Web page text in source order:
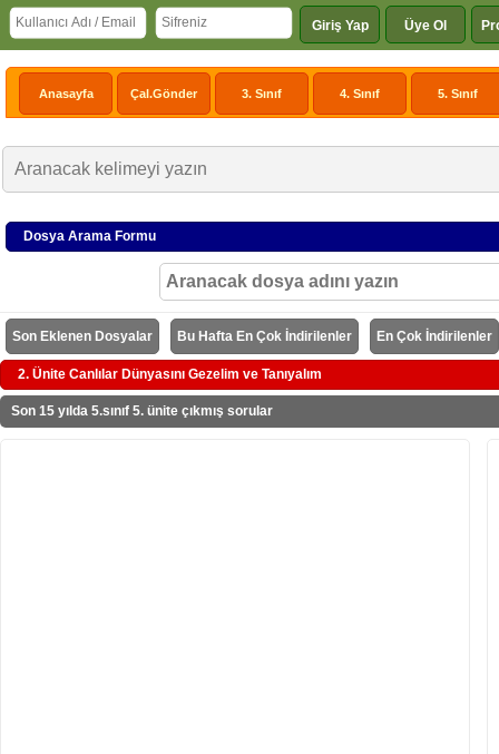
Giriş Yap Üye Ol
Anasayfa Çal.Gönder 3. Sınıf 4. Sınıf 5. Sınıf
Dosya Arama Formu
Son Eklenen Dosyalar Bu Hafta En Çok İndirilenler En Çok İndirilenler
2. Ünite Canlılar Dünyasını Gezelim ve Tanıyalım
Son 15 yılda 5.sınıf 5. ünite çıkmış sorular